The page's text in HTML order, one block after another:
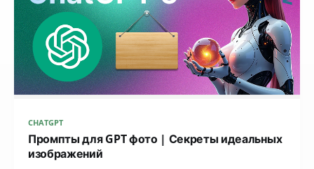
CHATGPT
Промпты для GPT фото | Секреты идеальных
изображений